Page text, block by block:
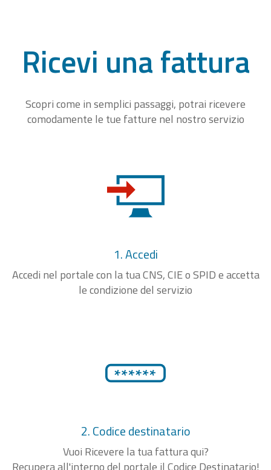
Ricevi una fattura
Scopri come in semplici passaggi, potrai ricevere
comodamente le tue fatture nel nostro servizio
1. Accedi
Accedi nel portale con la tua CNS, CIE o SPID e accetta
le condizione del servizio
2. Codice destinatario
Vuoi Ricevere la tua fattura qui?
Recupera all'interno del portale il Codice Destinatario!